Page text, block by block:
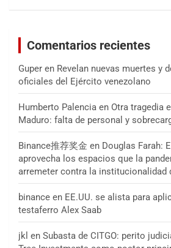
Comentarios recientes
Guper en Revelan nuevas muertes y
oficiales del Ejército venezolano
Humberto Palencia en Otra tragedia
Maduro: falta de personal y
Binance推荐奖金 en Douglas Farah:
aprovecha los espacios que la
arremeter contra la institucionalidad
binance en EE.UU. se alista para
testaferro Alex Saab
jkl en Subasta de CITGO: perito